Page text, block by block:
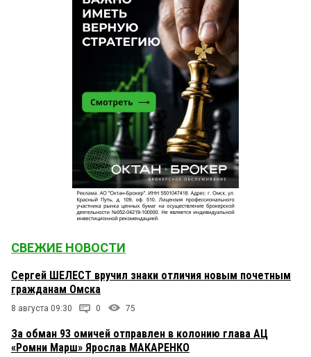
СВЕЖИЕ НОВОСТИ
Сергей ШЕЛЕСТ вручил знаки отличия новым почетным
гражданам Омска
8 августа 09:30 0 75
За обман 93 омичей отправлен в колонию глава АЦ
«Ромни Марш» Ярослав МАКАРЕНКО